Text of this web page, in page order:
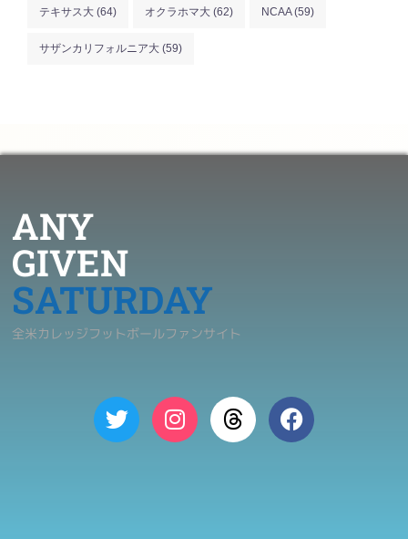
テキサス大 (64) オクラホマ大 (62) NCAA(59)
サザンカリフォルニア大 (59)
ANY
GIVEN
SATURDAY
全米カレッジフットボールファンサイト